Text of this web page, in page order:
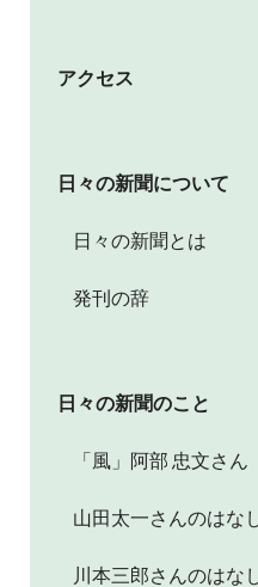
アクセス
日々の新聞について
日々の新聞とは
発刊の辞
日々の新聞のこと
「風」阿部 忠文さん
山田太一さんのはなし
川本三郎さんのはなし